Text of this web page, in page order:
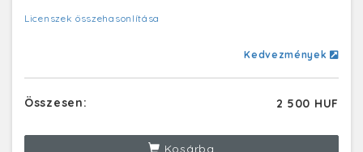
Licenszek összehasonlítása
Kedvezmények
Összesen: 2 500 HUF
Kosárba